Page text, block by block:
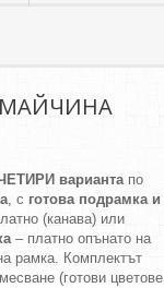
МАЙЧИНА
вариантапо
, с готова подрамка и
(канава) или
– платно опънато на
рамка. Комплектът
(готови цветове